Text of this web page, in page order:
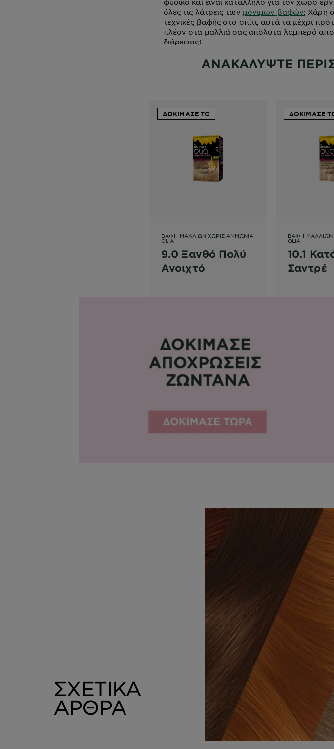
φυσικό και είναι κατάλληλο για τον χώρο
όλες τις λάτρεις των μόνιμων βαφών; Χάρη
τεχνικές βαφής στο σπίτι, αυτά τα μέχρι
πλέον στα μαλλιά σας απόλυτα λαμπερό
διάρκειας!
ΑΝΑΚΑΛΥΨΤΕ
ΔΟΚΙΜΑΣΕ ΤΟ
ΒΑΦΉ ΜΑΛΛΙΏΝ ΧΩΡΊΣ ΑΜΜΩΝΊΑ
OLIA
9.0 Ξανθό Πολύ
Ανοιχτό
ΔΟΚΙΜΑΣΕ
ΒΑΦΉ ΜΑΛΛΙΏΝ
OLIA
10.1
Σαντρέ
ΣΧΕΤΙΚΑ
ΑΡΘΡΑ